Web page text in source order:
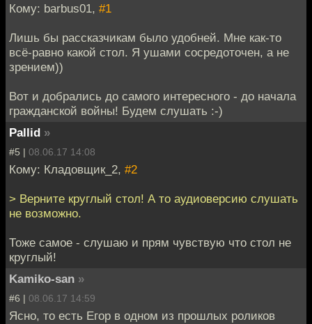
Кому: barbus01, #1
Лишь бы рассказчикам было удобней. Мне как-то
всё-равно какой стол. Я ушами сосредоточен, а не
зрением))
Вот и добрались до самого интересного - до начала
гражданской войны! Будем слушать :-)
Pallid »
#5 | 08.06.17 14:08
Кому: Кладовщик_2, #2
> Верните круглый стол! А то аудиоверсию слушать
не возможно.
Тоже самое - слушаю и прям чувствую что стол не
круглый!
Kamiko-san »
#6 | 08.06.17 14:59
Ясно, то есть Егор в одном из прошлых роликов